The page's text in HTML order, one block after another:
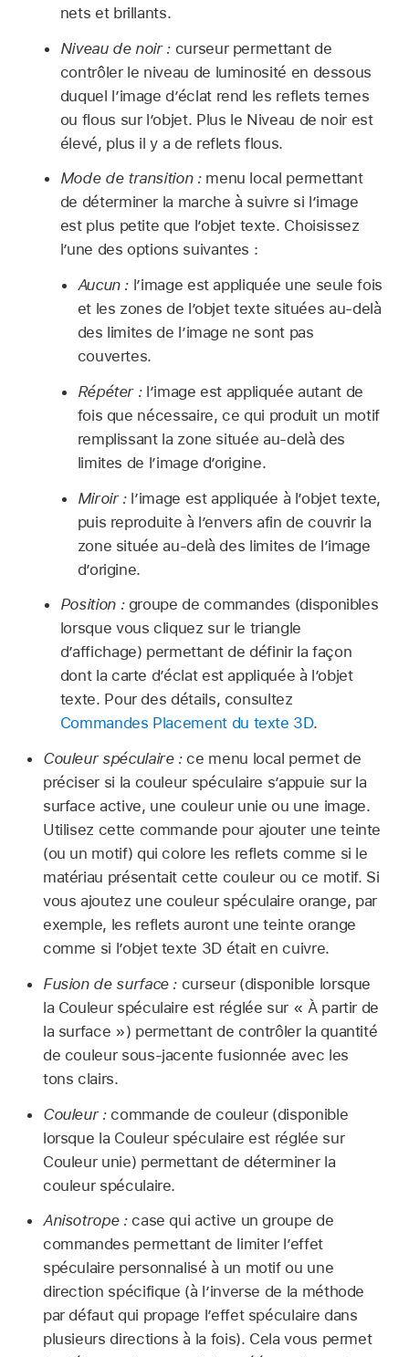
nets et brillants.
Niveau de noir : curseur permettant de
contrôler le niveau de luminosité en dessous
duquel l’image d’éclat rend les reflets ternes
ou flous sur l’objet. Plus le Niveau de noir est
élevé, plus il y a de reflets flous.
Mode de transition :menu local permettant
de déterminer la marche à suivre si l’image
est plus petite que l’objet texte. Choisissez
l’une des options suivantes :
Aucun : l’image est appliquée une seule fois
et les zones de l’objet texte situées au-delà
des limites de l’image ne sont pas
couvertes.
Répéter :l’image est appliquée autant de
fois que nécessaire, ce qui produit un motif
remplissant la zone située au-delà des
limites de l’image d’origine.
Miroir :l’image est appliquée à l’objet texte,
puis reproduite à l’envers afin de couvrir la
zone située au-delà des limites de l’image
d’origine.
Position :groupe de commandes (disponibles
lorsque vous cliquez sur le triangle
d’affichage) permettant de définir la façon
dont la carte d’éclat est appliquée à l’objet
texte. Pour des détails, consultez
Commandes Placement du texte 3D.
Couleur spéculaire :ce menu local permet de
préciser si la couleur spéculaire s’appuie sur la
surface active, une couleur unie ou une image.
Utilisez cette commande pour ajouter une teinte
(ou un motif) qui colore les reflets comme si le
matériau présentait cette couleur ou ce motif. Si
vous ajoutez une couleur spéculaire orange, par
exemple, les reflets auront une teinte orange
comme si l’objet texte 3D était en cuivre.
Fusion de surface : curseur (disponible lorsque
la Couleur spéculaire est réglée sur « À partir de
la surface ») permettant de contrôler la quantité
de couleur sous-jacente fusionnée avec les
tons clairs.
Couleur :commande de couleur (disponible
lorsque la Couleur spéculaire est réglée sur
Couleur unie) permettant de déterminer la
couleur spéculaire.
Anisotrope :case qui active un groupe de
commandes permettant de limiter l’effet
spéculaire personnalisé à un motif ou une
direction spécifique (à l’inverse de la méthode
par défaut qui propage l’effet spéculaire dans
plusieurs directions à la fois). Cela vous permet